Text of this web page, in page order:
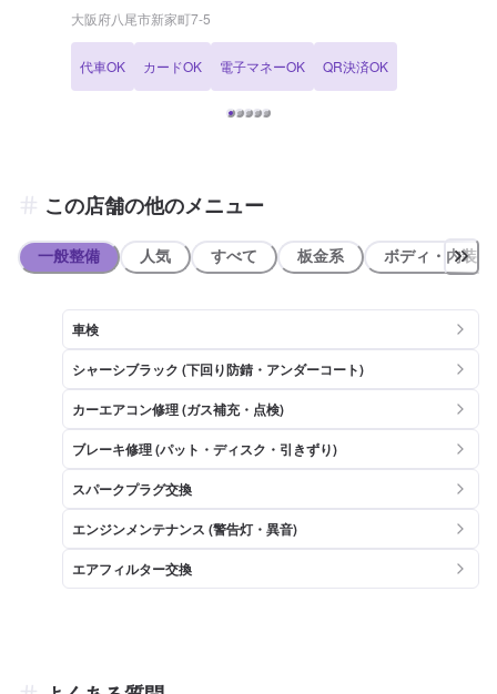
ックが、車検に関するさまざまな知識、お客様第一に捉えた整備内容
やお見積り算出等、車検専門店ならではの「車検」をご提供させてい
ック一同トレーニングや業務に励んでおります。 近畿運輸局長指定整
備工場ですので、車検・整備・アフターフォローも当店にお任せくだ
さい！お客様に最適なご提案ができるよう努めさせていただきます。
すので幅広くご相談ください。 令和5年6月度にはカフェ併設の旧車
を多く揃えた2輪車の専門店もオープンさせて頂きました! 国産・輸
実績豊富な２輪専門の整備士も在籍していますので、お気軽に修理・
点検等 ご相談下さいませ！ また、車検時の代車貸出も無料で行って
が動かせない……という時でも、当店は積載車がありますのでご安心
ください！ ※２輪車の代車貸出は行っておりません。 ※不正改造車の
ご入店は固くお断りします。 (自動車は、自動車の安全・環境基準
である保安基準に適合していなければ公道を 走行してはならないと法
律で定められています。これに違反した場合は6ヶ月以下の 懲役又は
30万円以下の罰金が科せられます。（道路運送車両法第９９条の２、
第１０８ 条） 【当店までのアクセス】 府道２号中央環状線北行き側
道沿い、新家町西交差点から約300ｍほど北へ直進 ＥＮＥＯＳ中環八
尾店を目印として、当店は側道沿い左隣りとなっております。 建物の
外観は1階に当店が入っており、2階以降はマンションとなっていま
す。
大阪府八尾市新家町7-5
代車OK カードOK 電子マネーOK QR決済OK
この店舗の他のメニュー
一般整備 人気 すべて 板金系 ボディ・内装
車検
シャーシブラック (下回り防錆・アンダーコート)
カーエアコン修理 (ガス補充・点検)
ブレーキ修理 (パット・ディスク・引きずり)
スパークプラグ交換
エンジンメンテナンス (警告灯・異音)
エアフィルター交換